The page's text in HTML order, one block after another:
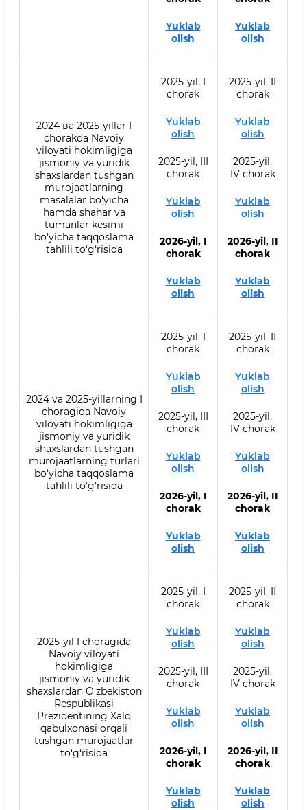
Yuklab
olish
Yuklab
olish
2024 ва 2025-yillar I
chorakda Navoiy
viloyati hokimligiga
jismoniy va yuridik
shaxslardan tushgan
murojaatlarning
masalalar bo‘yicha
hamda shahar va
tumanlar kesimi
bo'yicha taqqoslama
tahlili to‘g‘risida
2025-yil, I
chorak
Yuklab
olish
2025-yil, III
chorak
Yuklab
olish
2026-yil, I
chorak
Yuklab
olish
2025-yil, II
chorak
Yuklab
olish
2025-yil,
IV chorak
Yuklab
olish
2026-yil, II
chorak
Yuklab
olish
2024 va 2025-yillarning I
choragida Navoiy
viloyati hokimligiga
jismoniy va yuridik
shaxslardan tushgan
murojaatlarning turlari
bo‘yicha taqqoslama
tahlili to‘g‘risida
2025-yil, I
chorak
Yuklab
olish
2025-yil, III
chorak
Yuklab
olish
2026-yil, I
chorak
Yuklab
olish
2025-yil, II
chorak
Yuklab
olish
2025-yil,
IV chorak
Yuklab
olish
2026-yil, II
chorak
Yuklab
olish
2025-yil I choragida
Navoiy viloyati
hokimligiga
jismoniy va yuridik
shaxslardan O'zbekiston
Respublikasi
Prezidentining Xalq
qabulxonasi orqali
tushgan murojaatlar
to‘g‘risida
2025-yil, I
chorak
Yuklab
olish
2025-yil, III
chorak
Yuklab
olish
2026-yil, I
chorak
Yuklab
olish
2025-yil, II
chorak
Yuklab
olish
2025-yil,
IV chorak
Yuklab
olish
2026-yil, II
chorak
Yuklab
olish